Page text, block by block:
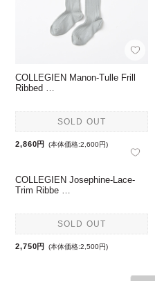
COLLEGIEN Manon-Tulle Frill
Ribbed …
SOLD OUT
2,860円 (本体価格:2,600円)